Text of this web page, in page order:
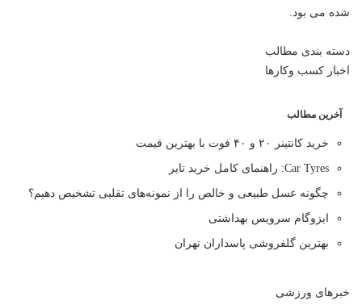
شده می بود.
دسته بندی مطالب
اخبار کسب وکارها
آخرین مطالب
خرید کانتینر ۲۰ و ۴۰ فوت با بهترین قیمت
Car Tyres: راهنمای کامل خرید تایر
چگونه عسل طبیعی و خالص را از نمونه‌های تقلبی تشخیص دهیم؟
ایزوگام سرویس بهداشتی
بهترین گلفروشی پاسداران تهران
خبرهای ورزشی